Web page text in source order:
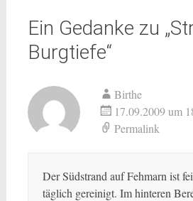
Ein Gedanke zu „
Burgtiefe“
Birthe
17.09.2009 um
Permalink
Der Südstrand auf Fehmarn ist
täglich gereinigt. Im hinteren